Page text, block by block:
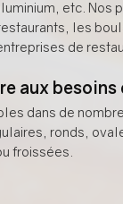
etc. Nos
les
de
aux
dans de
ronds,
froissées.